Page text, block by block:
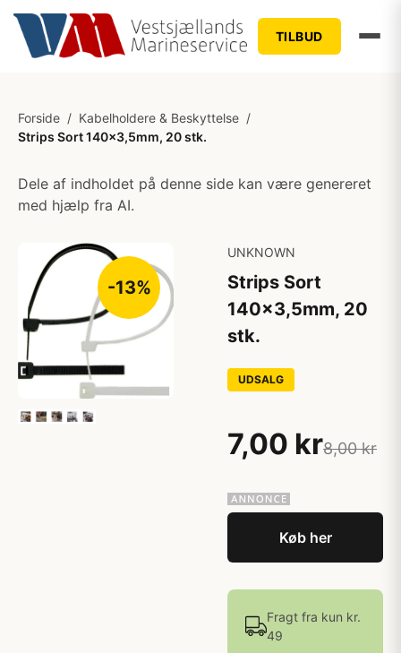
TILBUD
Forside / Kabelholdere & Beskyttelse /
Strips Sort 140x3,5mm, 20 stk.
Dele af indholdet på denne side kan være genereret
med hjælp fra AI.
-13%
UNKNOWN
Strips Sort
140x3,5mm, 20
stk.
UDSALG
7,00 kr8,00 kr
Køb her
Fragt fra kun kr.
49